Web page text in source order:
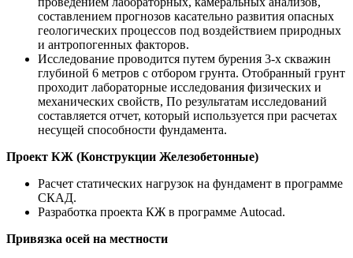
составлением прогнозов касательно развития опасных
геологических процессов под воздействием природных
и антропогенных факторов.
Исследование проводится путем бурения 3-х скважин
глубиной 6 метров с отбором грунта. Отобранный грунт
проходит лабораторные исследования физических и
механических свойств, По результатам исследований
составляется отчет, который используется при расчетах
несущей способности фундамента.
Проект КЖ (Конструкции Железобетонные)
Расчет статических нагрузок на фундамент в программе
СКАД.
Разработка проекта КЖ в программе Autocad.
Привязка осей на местности